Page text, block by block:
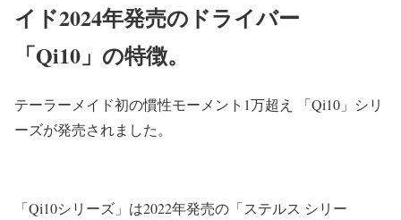
イド2024年発売のドライバー
「Qi10」の特徴。
テーラーメイド初の慣性モーメント1万超え 「Qi10」シリ
ーズが発売されました。
「Qi10シリーズ」は2022年発売の「ステルス シリー